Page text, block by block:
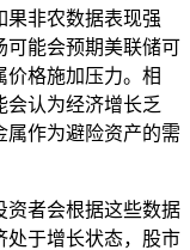
果非农数据表现强
可能会预期美联储可
价格施加压力。相
会认为经济增长乏
属作为避险资产的需
资者会根据这些数据
处于增长状态，股市